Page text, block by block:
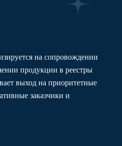
на сопровождении
продукции в реестры
выход на приоритетные
заказчики и